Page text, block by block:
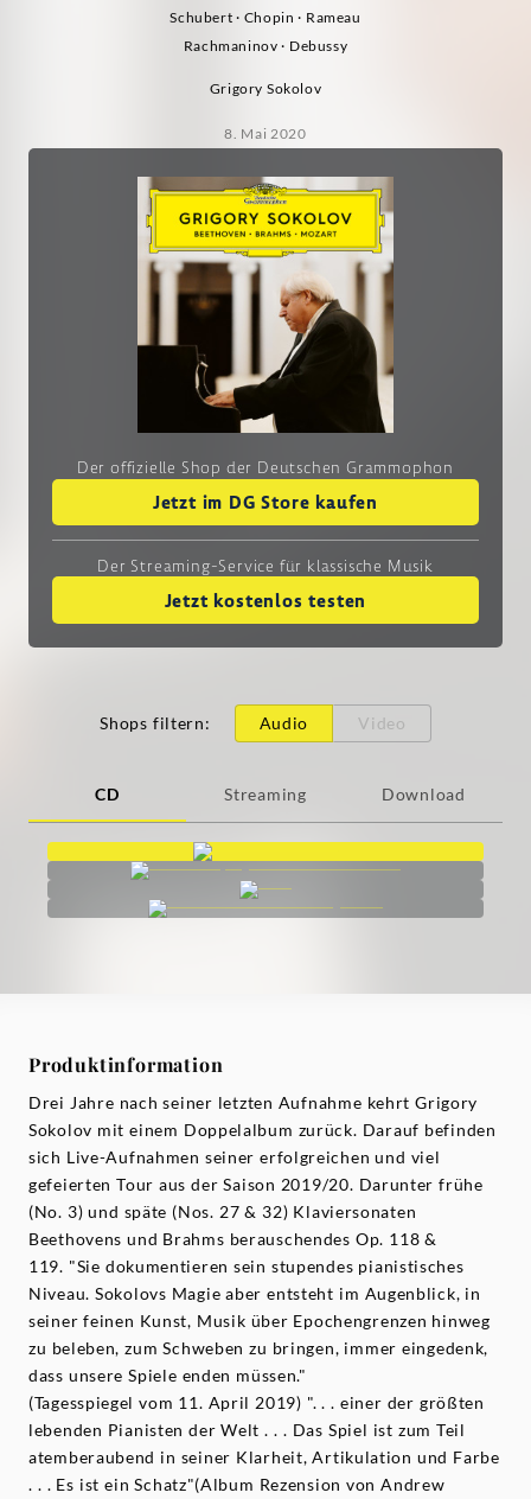
Schubert · Chopin · Rameau
Rachmaninov · Debussy
Grigory Sokolov
8. Mai 2020
Der offizielle Shop der Deutschen Grammophon
Jetzt im DG Store kaufen
Der Streaming-Service für klassische Musik
Jetzt kostenlos testen
Shops filtern: Audio Video
CD Streaming Download
Produktinformation
Drei Jahre nach seiner letzten Aufnahme kehrt Grigory
Sokolov mit einem Doppelalbum zurück. Darauf befinden
sich Live-Aufnahmen seiner erfolgreichen und viel
gefeierten Tour aus der Saison 2019/20. Darunter frühe
(No. 3) und späte (Nos. 27 & 32) Klaviersonaten
Beethovens und Brahms berauschendes Op. 118 &
119. "Sie dokumentieren sein stupendes pianistisches
Niveau. Sokolovs Magie aber entsteht im Augenblick, in
seiner feinen Kunst, Musik über Epochengrenzen hinweg
zu beleben, zum Schweben zu bringen, immer eingedenk,
dass unsere Spiele enden müssen."
(Tagesspiegel vom 11. April 2019) ". . . einer der größten
lebenden Pianisten der Welt . . . Das Spiel ist zum Teil
atemberaubend in seiner Klarheit, Artikulation und Farbe
. . . Es ist ein Schatz"(Album Rezension von Andrew